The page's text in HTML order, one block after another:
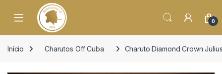
Open 0
Início Charutos Off Cuba Charuto Diamond Crown